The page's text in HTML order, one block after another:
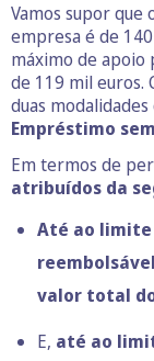
Vamos supor que
empresa é de
máximo de apoio
de 119 mil euros.
duas
Empréstimo
Em termos de
atribuídos da
Até ao limite
reembolsável
valor total
E, até ao